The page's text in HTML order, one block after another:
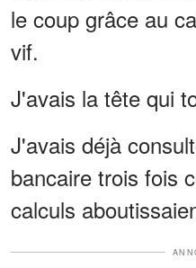
le coup grâce au
vif.
J'avais la tête qui
J'avais déjà
bancaire trois fois
calculs